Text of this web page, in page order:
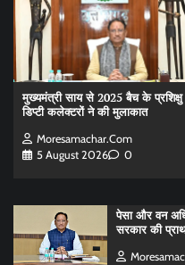
मुख्यमंत्री साय से 2025 बैच के प्रशिक्षु
डिप्टी कलेक्टरों ने की मुलाकात
Moresamachar.com
5 August 2026
0
पेसा और वन
सरकार की